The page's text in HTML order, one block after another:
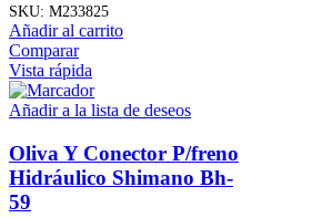
SKU: M233825
Añadir al carrito
Comparar
Vista rápida
Añadir a la lista de deseos
Oliva Y Conector P/freno
Hidráulico Shimano Bh-
59